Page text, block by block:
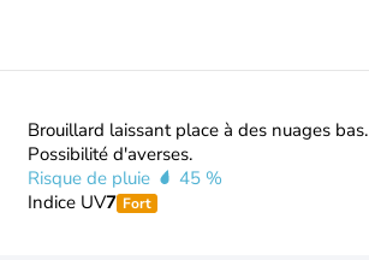
Brouillard laissant place à des nuages bas.
Possibilité d'averses.
Risque de pluie
45 %
Indice UV7 Fort